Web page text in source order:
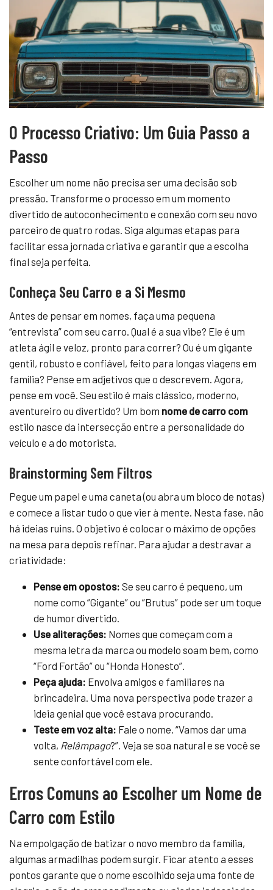
O Processo Criativo: Um Guia Passo a
Passo
Escolher um nome não precisa ser uma decisão sob
pressão. Transforme o processo em um momento
divertido de autoconhecimento e conexão com seu novo
parceiro de quatro rodas. Siga algumas etapas para
facilitar essa jornada criativa e garantir que a escolha
final seja perfeita.
Conheça Seu Carro e a Si Mesmo
Antes de pensar em nomes, faça uma pequena
“entrevista” com seu carro. Qual é a sua vibe? Ele é um
atleta ágil e veloz, pronto para correr? Ou é um gigante
gentil, robusto e confiável, feito para longas viagens em
família? Pense em adjetivos que o descrevem. Agora,
pense em você. Seu estilo é mais clássico, moderno,
aventureiro ou divertido? Um bom nome de carro com
estilo nasce da intersecção entre a personalidade do
veículo e a do motorista.
Brainstorming Sem Filtros
Pegue um papel e uma caneta (ou abra um bloco de notas)
e comece a listar tudo o que vier à mente. Nesta fase, não
há ideias ruins. O objetivo é colocar o máximo de opções
na mesa para depois refinar. Para ajudar a destravar a
criatividade:
Pense em opostos: Se seu carro é pequeno, um
nome como “Gigante” ou “Brutus” pode ser um toque
de humor divertido.
Use aliterações: Nomes que começam com a
mesma letra da marca ou modelo soam bem, como
“Ford Fortão” ou “Honda Honesto”.
Peça ajuda: Envolva amigos e familiares na
brincadeira. Uma nova perspectiva pode trazer a
ideia genial que você estava procurando.
Teste em voz alta: Fale o nome. “Vamos dar uma
volta, Relâmpago?”. Veja se soa natural e se você se
sente confortável com ele.
Erros Comuns ao Escolher um Nome de
Carro com Estilo
Na empolgação de batizar o novo membro da família,
algumas armadilhas podem surgir. Ficar atento a esses
pontos garante que o nome escolhido seja uma fonte de